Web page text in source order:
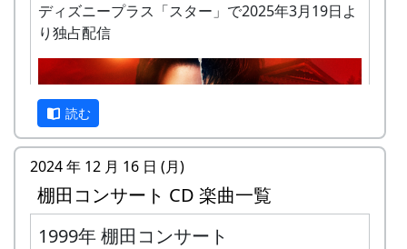
私達メシポンバンドが若い頃連続出場を果たして
ガーの“坂庭省悟さん”を始め審査員の方が見守る
中、毎年優秀バンドが表彰されました。
私達は、この「棚田のうた ～ふるさと加美の里
へ～」で出場した年、“２位”に入ることができま
した。賞品は何と！「地元産の卵、半年分」でし
た。
ディズニープラス「スター」で2025年3月19日よ
り独占配信
読む
2024 年 12 月 16 日 (月)
棚田コンサート CD 楽曲一覧
1999年 棚田コンサート